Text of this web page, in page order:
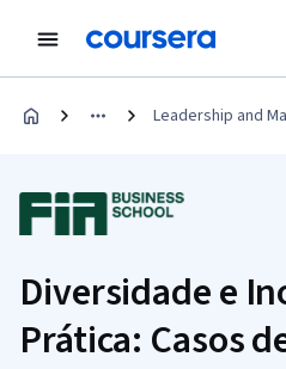
Leadership and
Diversidade e
Prática: Casos